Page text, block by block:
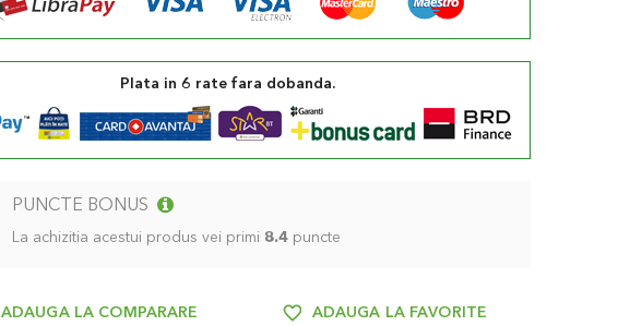
Plata in 6 rate fara dobanda.
PUNCTE BONUS
La achizitia acestui produs vei primi 8.4 puncte
ADAUGA LA COMPARARE ADAUGA LA FAVORITE